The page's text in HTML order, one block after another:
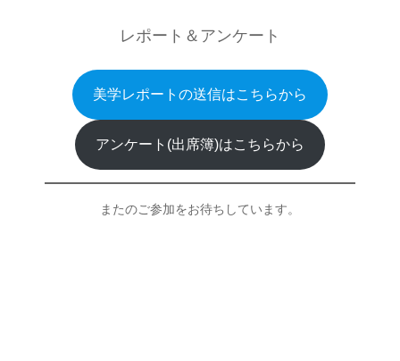
レポート＆アンケート
美学レポートの送信はこちらから
アンケート(出席簿)はこちらから
またのご参加をお待ちしています。